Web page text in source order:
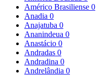
Américo Brasiliense 0
Anadia 0
Anajatuba 0
Ananindeua 0
Anastácio 0
Andradas 0
Andradina 0
Andrelândia 0